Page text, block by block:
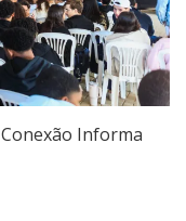
Conexão Informa